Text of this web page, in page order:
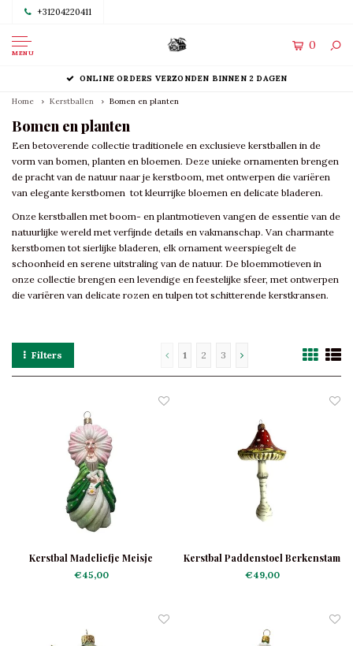
+31204220411
MENU
0
ONLINE ORDERS VERZONDEN BINNEN 2 DAGEN
Home Kerstballen Bomen en planten
Bomen en planten
Een betoverende collectie traditionele en exclusieve kerstballen in de
vorm van bomen, planten en bloemen. Deze unieke ornamenten brengen
de pracht van de natuur naar je kerstboom, met ontwerpen die variëren
van elegante kerstbomen tot kleurrijke bloemen en delicate bladeren.
Onze kerstballen met boom- en plantmotieven vangen de essentie van de
natuurlijke wereld met verfijnde details en vakmanschap. Van charmante
kerstbomen tot sierlijke bladeren, elk ornament weerspiegelt de
schoonheid en serene uitstraling van de natuur. De bloemmotieven in
onze collectie brengen een levendige en feestelijke sfeer, met ontwerpen
die variëren van delicate rozen en tulpen tot schitterende kerstkransen.
Filters 1 2 3
Kerstbal Madeliefje Meisje
€45,00
Kerstbal Paddenstoel Berkenstam
€49,00